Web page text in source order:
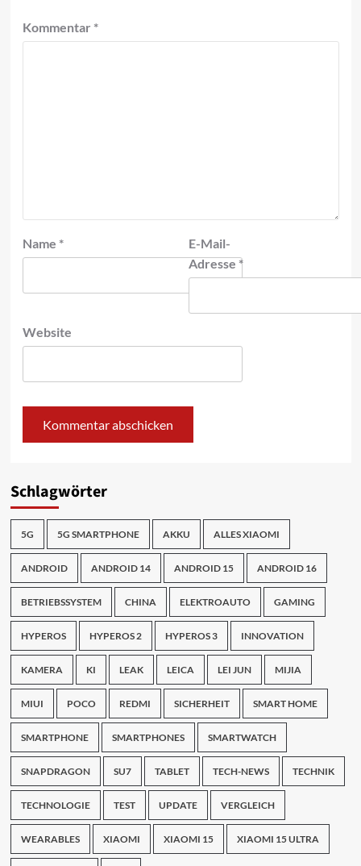
Kommentar *
Name *
E-Mail-
Adresse *
Website
Schlagwörter
5G 5G SMARTPHONE AKKU ALLES XIAOMI
ANDROID ANDROID 14 ANDROID 15 ANDROID 16
BETRIEBSSYSTEM CHINA ELEKTROAUTO GAMING
HYPEROS HYPEROS 2 HYPEROS 3 INNOVATION
KAMERA KI LEAK LEICA LEI JUN MIJIA
MIUI POCO REDMI SICHERHEIT SMART HOME
SMARTPHONE SMARTPHONES SMARTWATCH
SNAPDRAGON SU7 TABLET TECH-NEWS TECHNIK
TECHNOLOGIE TEST UPDATE VERGLEICH
WEARABLES XIAOMI XIAOMI 15 XIAOMI 15 ULTRA